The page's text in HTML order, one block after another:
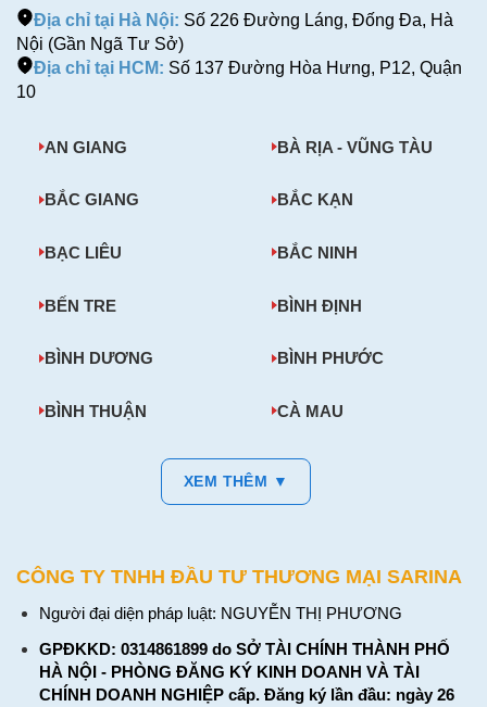
Địa chỉ tại Hà Nội: Số 226 Đường Láng, Đống Đa, Hà
Nội (Gần Ngã Tư Sở)
Địa chỉ tại HCM: Số 137 Đường Hòa Hưng, P12, Quận
10
AN GIANG BÀ RỊA - VŨNG TÀU
BẮC GIANG BẮC KẠN
BẠC LIÊU BẮC NINH
BẾN TRE BÌNH ĐỊNH
BÌNH DƯƠNG BÌNH PHƯỚC
BÌNH THUẬN CÀ MAU
XEM THÊM ▼
CÔNG TY TNHH ĐẦU TƯ THƯƠNG MẠI SARINA
Người đại diện pháp luật: NGUYỄN THỊ PHƯƠNG
GPĐKKD: 0314861899 do SỞ TÀI CHÍNH THÀNH PHỐ
HÀ NỘI - PHÒNG ĐĂNG KÝ KINH DOANH VÀ TÀI
CHÍNH DOANH NGHIỆP cấp. Đăng ký lần đầu: ngày 26